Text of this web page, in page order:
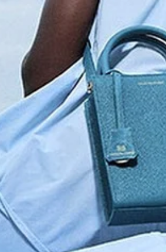
初
ご登録後、初回限定
VIPイベントへのご
初
VIP専用の特典や新